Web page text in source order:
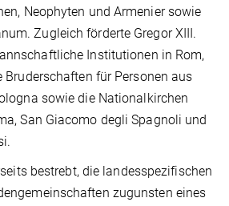
Neophyten und Armenier sowie
Zugleich förderte Gregor XIII.
Institutionen in Rom,
Bruderschaften für Personen aus
sowie die Nationalkirchen
San Giacomo degli Spagnoli und
bestrebt, die landesspezifischen
zugunsten eines